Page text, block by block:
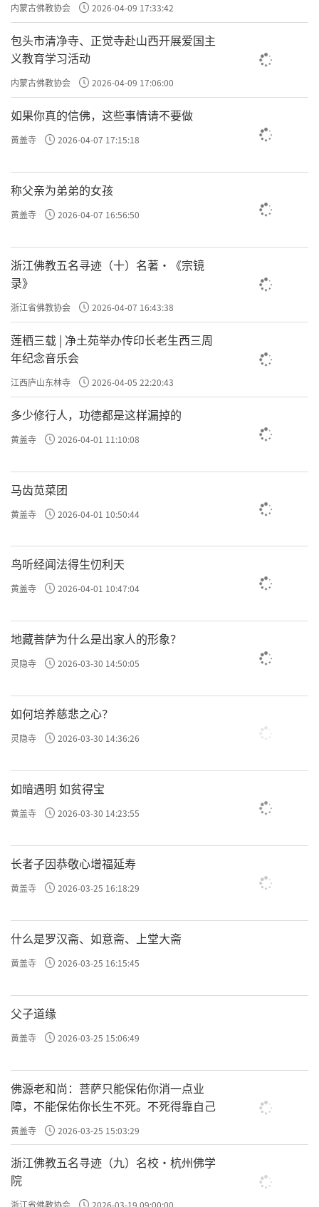
任与担当。
第七章《东林驻锡》将全场气氛推向高潮。199
阿弥陀佛接引圣像的圆满落成。他在净土
苑“俶行轩”内，念佛、写诗、接引后学，将
门的发源地。
而《庐山示寂》则将二〇二三年春，长老于东
中被庄严重现。当歌声唱到“传道净土大地
春，印心法源东林盛”时，不少信众已是泪湿
衣襟。这不再仅仅是音符的堆砌，而是九十七
载苦修功圆的写照。“万法如梦，唯一心念
佛”，传老虽已生西，但他留下的，不是故事
内蒙古佛教协会 2026-04-09 17:33:42
包头市清净寺、正觉寺赴山西开展爱国主
义教育学习活动
内蒙古佛教协会 2026-04-09 17:06:00
如果你真的信佛，这些事情请不要做
黄盖寺 2026-04-07 17:15:18
称父亲为弟弟的女孩
黄盖寺 2026-04-07 16:56:50
浙江佛教五名寻迹（十）名著·《宗镜
录》
浙江省佛教协会 2026-04-07 16:43:38
莲栖三载 | 净土苑举办传印长老生西三周
年纪念音乐会
江西庐山东林寺 2026-04-05 22:20:43
多少修行人，功德都是这样漏掉的
黄盖寺 2026-04-01 11:10:08
马齿苋菜团
黄盖寺 2026-04-01 10:50:44
鸟听经闻法得生忉利天
黄盖寺 2026-04-01 10:47:04
地藏菩萨为什么是出家人的形象？
灵隐寺 2026-03-30 14:50:05
如何培养慈悲之心？
灵隐寺 2026-03-30 14:36:26
如暗遇明 如贫得宝
黄盖寺 2026-03-30 14:23:55
长者子因恭敬心增福延寿
黄盖寺 2026-03-25 16:18:29
什么是罗汉斋、如意斋、上堂大斋
黄盖寺 2026-03-25 16:15:45
父子道缘
黄盖寺 2026-03-25 15:06:49
佛源老和尚：菩萨只能保佑你消一点业
障，不能保佑你长生不死。不死得靠自己
黄盖寺 2026-03-25 15:03:29
浙江佛教五名寻迹（九）名校·杭州佛学
院